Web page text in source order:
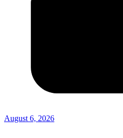
August 6, 2026